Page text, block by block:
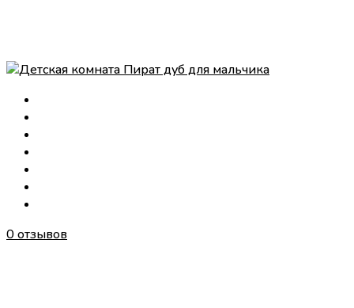
0 отзывов